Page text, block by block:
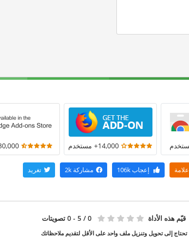
14,000+ مستخدم 30,000+
علامة إعجاب مشاركة 2k تغريد
قيّم هذه الأداة 0 / 5 - 0 تصويتات
تحتاج إلى تحويل وتنزيل ملف واحد على الأقل لتقديم ملاحظاتك